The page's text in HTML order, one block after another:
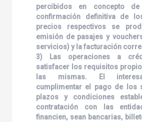
percibidos en concepto
confirmación definitiva de
precios respectivos se
emisión de pasajes y
servicios) y la facturación
3) Las operaciones a
satisfacer los requisitos
las mismas. El
cumplimentar el pago de los
plazos y condiciones
contratación con las
financien, sean bancarias,